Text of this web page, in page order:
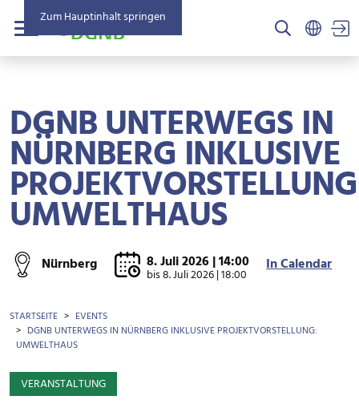
Zum Hauptinhalt springen
Menü
DGNB UNTERWEGS IN
NÜRNBERG INKLUSIVE
UMWELTHAUS
Nürnberg 8. Juli 2026 | 14:00
bis8. Juli 2026 | 18:00 In Calendar
BROTKRÜMEL
STARTSEITE
EVENTS
DGNB UNTERWEGS IN NÜRNBERG INKLUSIVE PROJEKTVORSTELLUNG:
UMWELTHAUS
VERANSTALTUNG